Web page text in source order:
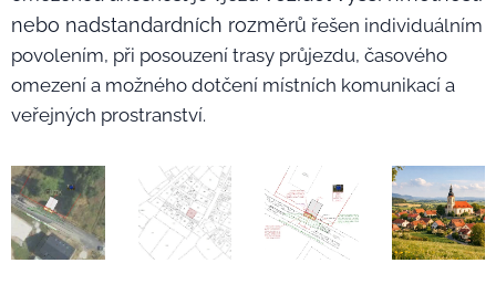
nebo nadstandardních rozměrů řešen individuálním
povolením, při posouzení trasy průjezdu, časového
omezení a možného dotčení místních komunikací a
veřejných prostranství.